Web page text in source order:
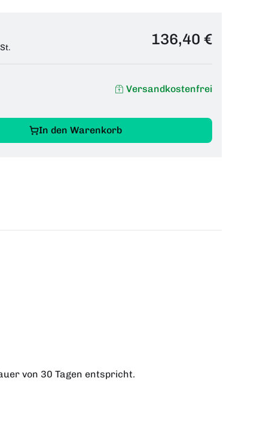
136,40 €
Versandkostenfrei
In den Warenkorb
von 30 Tagen entspricht.